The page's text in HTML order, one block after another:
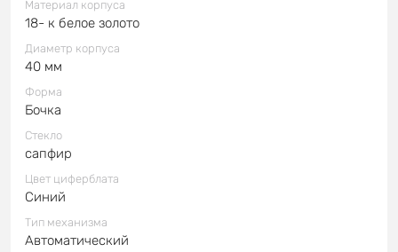
Материал корпуса
18- к белое золото
Диаметр корпуса
40 мм
Форма
Бочка
Стекло
сапфир
Цвет циферблата
Синий
Тип механизма
Автоматический